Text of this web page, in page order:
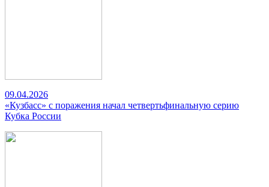
09.04.2026
«Кузбасс» с поражения начал четвертьфинальную серию
Кубка России